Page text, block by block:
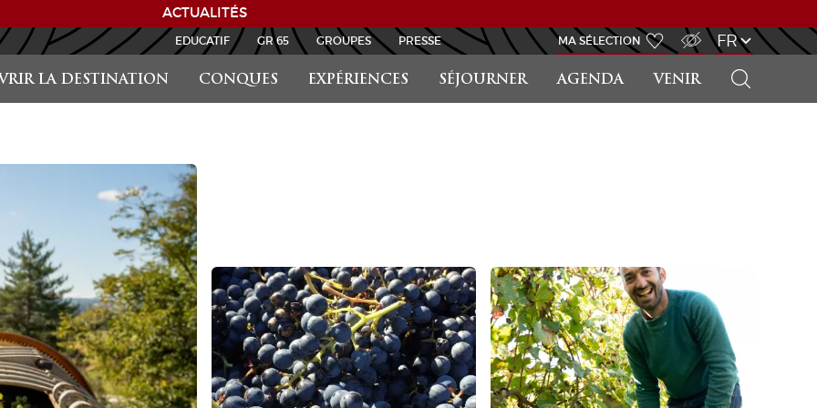
ACTUALITÉS
LA DESTINATION CONQUES EXPÉRIENCES SÉJOURNER AGENDA VENIR
EDUCATIF GR 65 GROUPES PRESSE MA SÉLECTION FR